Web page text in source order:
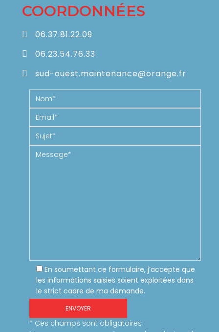
COORDONNÉES
06.37.81.22.09
06.23.54.76.33
sud-ouest.maintenance@orange.fr
En soumettant ce formulaire, j’accepte que
les informations saisies soient exploitées dans
le strict cadre de ma demande.
* Ces champs sont obligatoires